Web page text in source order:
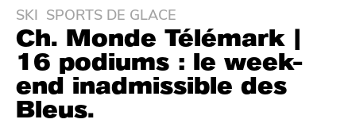
2
a
n
a
SKI ,SPORTS DE GLACE
Ch. Monde Télémark |
16 podiums : le week-
end inadmissible des
Bleus.